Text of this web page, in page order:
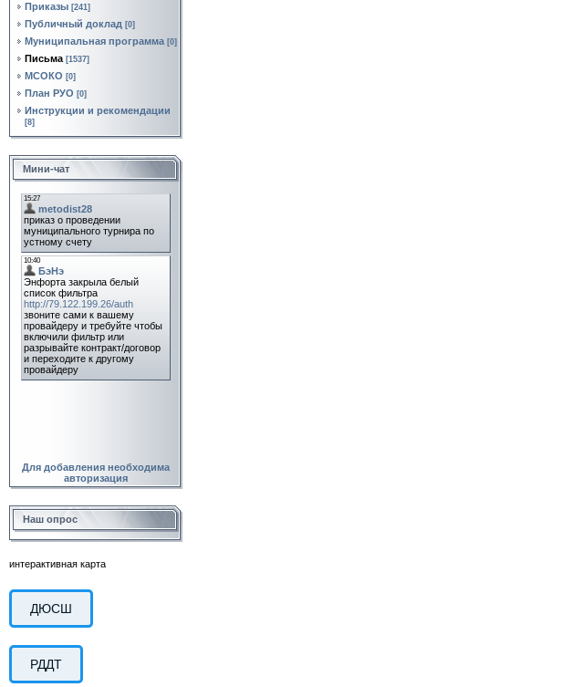
Приказы [241]
Публичный доклад [0]
Муниципальная программа [0]
Письма [1537]
МСОКО [0]
План РУО [0]
Инструкции и рекомендации
[8]
Мини-чат
Для добавления необходима
авторизация
Наш опрос
интерактивная карта
ДЮСШ
РДДТ